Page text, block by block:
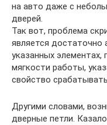
на авто даже с
дверей.
Так вот, проблема
является достаточно
указанных
мягкости работы,
свойство
Другими словами,
дверные петли.